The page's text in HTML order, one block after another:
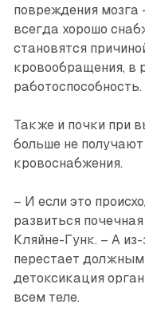
повреждения мозга
всегда хорошо
становятся
кровообращения, в
работоспособность.
Также и почки при
больше не получают
кровоснабжения.
– И если это
развиться
Кляйне-Гунк. – А
перестает
детоксикация
всем теле.